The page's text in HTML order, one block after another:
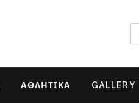
ΑΘΛΗΤΙΚΆ GALLERY